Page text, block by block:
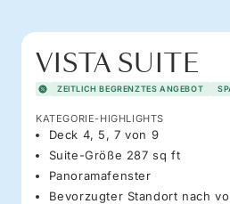
VISTA SUITE
ZEITLICH BEGRENZTES ANGEBOT
KATEGORIE-HIGHLIGHTS
Deck 4, 5, 7 von 9
Suite-Größe 287 sq ft
Panoramafenster
Bevorzugter Standort nach